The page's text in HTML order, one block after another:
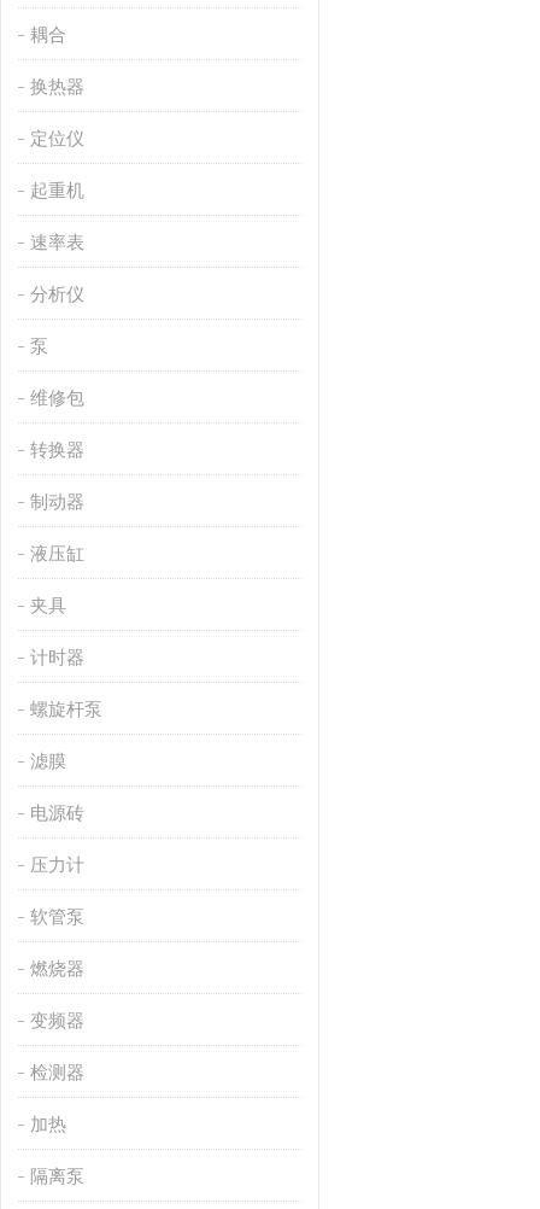
耦合
换热器
定位仪
起重机
速率表
分析仪
泵
维修包
转换器
制动器
液压缸
夹具
计时器
螺旋杆泵
滤膜
电源砖
压力计
软管泵
燃烧器
变频器
检测器
加热
隔离泵